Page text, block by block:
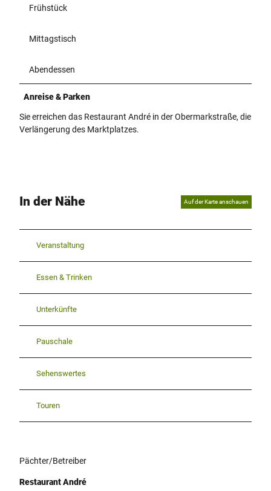
Frühstück
Mittagstisch
Abendessen
Anreise & Parken
Sie erreichen das Restaurant André in der Obermarkstraße, die
Verlängerung des Marktplatzes.
In der Nähe Auf der Karte anschauen
Veranstaltung
Essen & Trinken
Unterkünfte
Pauschale
Sehenswertes
Touren
Pächter/Betreiber
Restaurant André